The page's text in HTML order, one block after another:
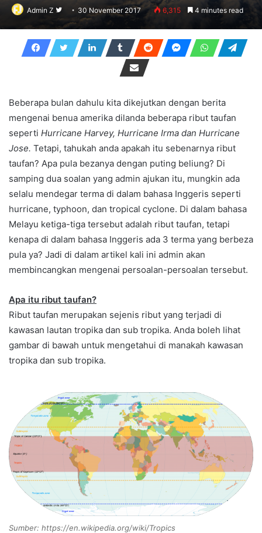
Admin Z
Follow
on
Twitter
30 November 2017 6,315 4 minutes read
Beberapa bulan dahulu kita dikejutkan dengan berita
mengenai benua amerika dilanda beberapa ribut taufan
seperti Hurricane Harvey, Hurricane Irma dan Hurricane
Jose. Tetapi, tahukah anda apakah itu sebenarnya ribut
taufan? Apa pula bezanya dengan puting beliung? Di
samping dua soalan yang admin ajukan itu, mungkin ada
selalu mendegar terma di dalam bahasa Inggeris seperti
hurricane, typhoon, dan tropical cyclone. Di dalam bahasa
Melayu ketiga-tiga tersebut adalah ribut taufan, tetapi
kenapa di dalam bahasa Inggeris ada 3 terma yang berbeza
pula ya? Jadi di dalam artikel kali ini admin akan
membincangkan mengenai persoalan-persoalan tersebut.
Apa itu ribut taufan?
Ribut taufan merupakan sejenis ribut yang terjadi di
kawasan lautan tropika dan sub tropika. Anda boleh lihat
gambar di bawah untuk mengetahui di manakah kawasan
tropika dan sub tropika.
Sumber: https://en.wikipedia.org/wiki/Tropics